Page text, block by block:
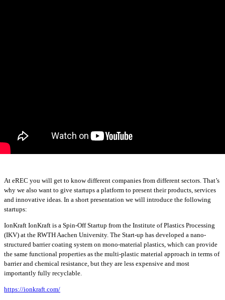
At eREC you will get to know different companies from different sectors. That’s
why we also want to give startups a platform to present their products, services
and innovative ideas. In a short presentation we will introduce the following
startups:
IonKraft IonKraft is a Spin-Off Startup from the Institute of Plastics Processing
(IKV) at the RWTH Aachen University. The Start-up has developed a nano-
structured barrier coating system on mono-material plastics, which can provide
the same functional properties as the multi-plastic material approach in terms of
barrier and chemical resistance, but they are less expensive and most
importantly fully recyclable.
https://ionkraft.com/